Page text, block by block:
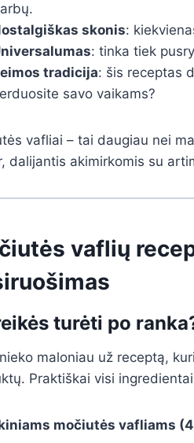
skonis:
: tinka tiek
tradicija: šis receptas
savo vaikams?
vafliai – tai daugiau nei
dalijantis akimirkomis su
vaflių
turėti po
maloniau už receptą,
Praktiškai visi
močiutės vafliams